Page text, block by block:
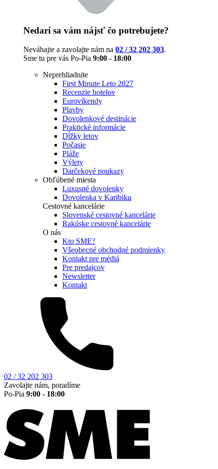
Nedarí sa vám nájsť čo potrebujete?
Neváhajte a zavolajte nám na 02 / 32 202 303.
Sme tu pre vás Po-Pia 9:00 - 18:00
Neprehliadnite
First Minute Leto 2027
Recenzie hotelov
Eurovíkendy
Plavby
Dovolenkové destinácie
Praktické informácie
Dĺžky letov
Počasie
Pláže
Výlety
Darčekové poukazy
Obľúbené miesta
Luxusné dovolenky
Dovolenka v Karibiku
Cestovné kancelárie
Slovenské cestovné kancelárie
Rakúske cestovné kancelárie
O nás
Kto SME?
Všeobecné obchodné podmienky
Kontakt pre médiá
Pre predajcov
Newsletter
Kontakt
02 / 32 202 303
Zavolajte nám, poradíme
Po-Pia 9:00 - 18:00